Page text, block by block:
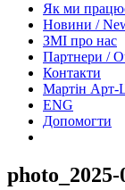
Як ми
Новини /
ЗМІ про нас
Партнери /
Контакти
Mартін Арт-
ENG
Допомогти
photo_2025-